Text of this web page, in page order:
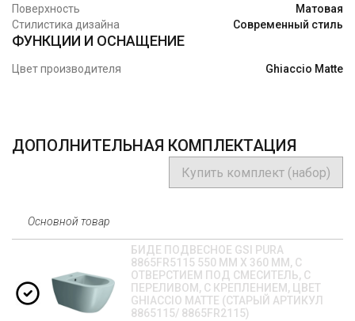
Поверхность
Матовая
Стилистика дизайна
Современный стиль
ФУНКЦИИ И ОСНАЩЕНИЕ
Цвет производителя Ghiaccio Matte
ДОПОЛНИТЕЛЬНАЯ КОМПЛЕКТАЦИЯ
Купить комплект (набор)
Основной товар
БИДЕ ПОДВЕСНОЕ GSI PURA
8865FR5115 550 ММ Х 360 ММ, С
ОТВЕРСТИЕМ ПОД СМЕСИТЕЛЬ, С
ПЕРЕЛИВОМ, С КРЕПЛЕНИЕМ, ЦВЕТ
GHIACCIO MATTE (СТАРЫЙ АРТИКУЛ
8865115/ 8865FR2115)